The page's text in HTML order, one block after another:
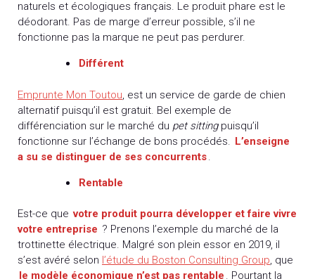
naturels et écologiques français. Le produit phare est le
déodorant. Pas de marge d’erreur possible, s’il ne
fonctionne pas la marque ne peut pas perdurer.
Différent
Emprunte Mon Toutou , est un service de garde de chien
alternatif puisqu’il est gratuit. Bel exemple de
différenciation sur le marché du pet sitting puisqu’il
fonctionne sur l’échange de bons procédés.
L’enseigne
a su se distinguer de ses concurrents
Rentable
Est-ce que votre produit pourra développer et faire vivre
votre entreprise ? Prenons l’exemple du marché de la
trottinette électrique. Malgré son plein essor en 2019, il
s’est avéré selon l’étude du Boston Consulting Group, que
le modèle économique n’est pas rentable . Pourtant la